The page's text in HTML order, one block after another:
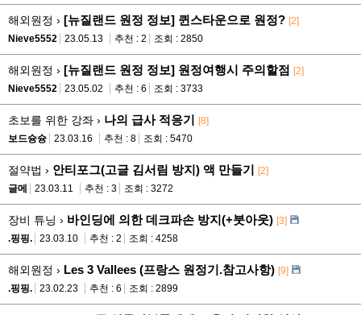
해외원정 › [뉴질랜드 원정 정보] 퀸스타운으로 원정? [2]
Nieve5552
23.05.13 추천 : 2 조회 : 2850
해외원정 › [뉴질랜드 원정 정보] 원정여행시 주의할점 [2]
Nieve5552
23.05.02 추천 : 6 조회 : 3733
초보를 위한 강좌 › 나의 급사 적응기 [8]
보드슝슝
23.03.16 추천 : 8 조회 : 5470
절약법 › 안티포그(고글 김서림 방지) 액 만들기 [2]
글메
23.03.11 추천 : 3 조회 : 3272
장비 튜닝 › 바인딩에 의한 데크파손 방지(+붓아웃) [3]
.핑핑.
23.03.10 추천 : 2 조회 : 4258
해외원정 › Les 3 Vallees (프랑스 원정기.참고사항) [9]
.핑핑.
23.02.23 추천 : 6 조회 : 2899